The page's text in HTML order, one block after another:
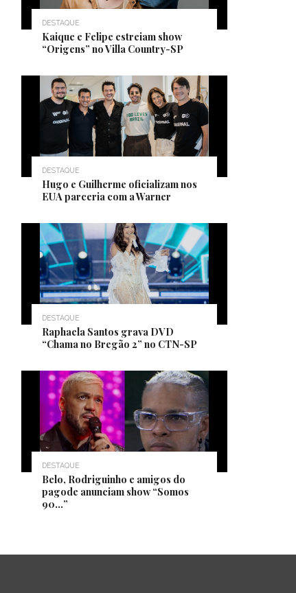
DESTAQUE
Kaique e Felipe estreiam show
“Origens” no Villa Country-SP
DESTAQUE
Hugo e Guilherme oficializam nos
EUA parceria com a Warner
DESTAQUE
Raphaela Santos grava DVD
“Chama no Bregão 2” no CTN-SP
DESTAQUE
Belo, Rodriguinho e amigos do
pagode anunciam show “Somos
90…”